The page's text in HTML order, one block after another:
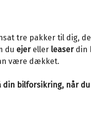
tre pakker til dig,
du ejer eller leaser din
være dækket.
din bilforsikring, når